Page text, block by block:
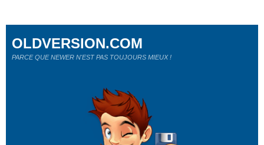
OLDVERSION.COM
PARCE QUE NEWER N'EST PAS TOUJOURS MIEUX !